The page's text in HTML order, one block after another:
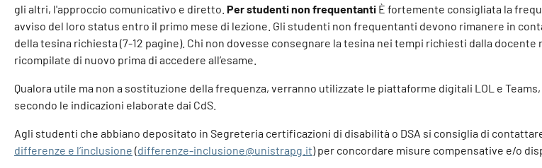
gli altri, l'approccio comunicativo e diretto. Per studenti non frequentanti È fortemente consigliata la
avviso del loro status entro il primo mese di lezione. Gli studenti non frequentanti devono rimanere in
della tesina richiesta (7-12 pagine). Chi non dovesse consegnare la tesina nei tempi richiesti dalla
ricompilate di nuovo prima di accedere all’esame.
Qualora utile ma non a sostituzione della frequenza, verranno utilizzate le piattaforme digitali LOL e
secondo le indicazioni elaborate dai CdS.
Agli studenti che abbiano depositato in Segreteria certificazioni di disabilità o DSA si consiglia di
differenze e l’inclusione (differenze-inclusione@unistrapg.it) per concordare misure compensative e/o